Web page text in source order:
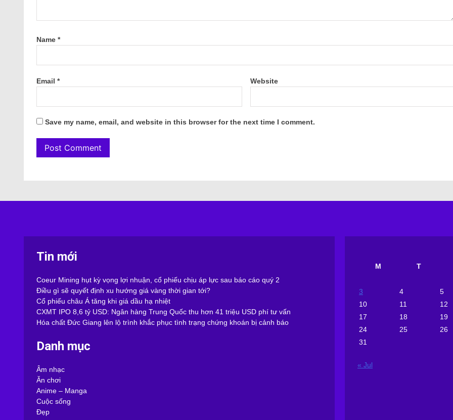
Name *
Email * Website
Save my name, email, and website in this browser for the next time I comment.
Tin mới
Coeur Mining hụt kỳ vọng lợi nhuận, cổ phiếu chịu áp lực sau báo cáo quý 2
Điều gì sẽ quyết định xu hướng giá vàng thời gian tới?
Cổ phiếu châu Á tăng khi giá dầu hạ nhiệt
CXMT IPO 8,6 tỷ USD: Ngân hàng Trung Quốc thu hơn 41 triệu USD phí tư vấn
Hóa chất Đức Giang lên lộ trình khắc phục tình trạng chứng khoán bị cảnh báo
Danh mục
Âm nhạc
Ăn chơi
Anime – Manga
Cuộc sống
Đẹp
M T
3 4
5
10
11
12
17
18
19
24
25
26
31
« Jul